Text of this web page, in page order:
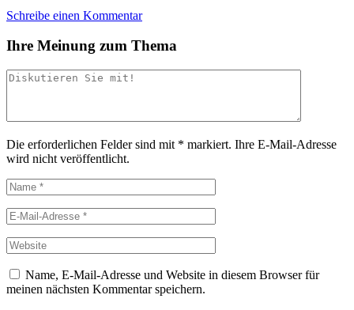
Schreibe einen Kommentar
Ihre Meinung zum Thema
Die erforderlichen Felder sind mit * markiert. Ihre E-Mail-Adresse
wird nicht veröffentlicht.
Name, E-Mail-Adresse und Website in diesem Browser für
meinen nächsten Kommentar speichern.